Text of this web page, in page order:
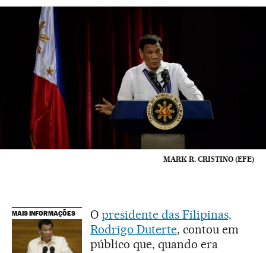
MARK R. CRISTINO (EFE)
MAIS INFORMAÇÕES O presidente das Filipinas,
Rodrigo Duterte, contou em
público que, quando era